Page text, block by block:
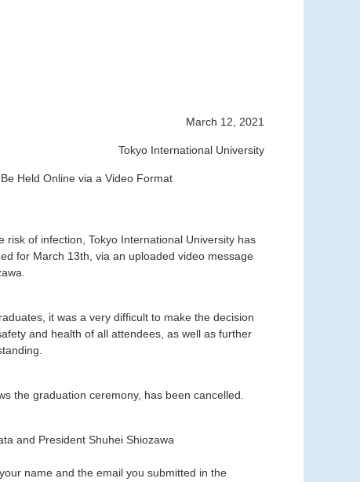
March 12, 2021
Tokyo International University
Held Online via a Video Format
of infection, Tokyo International University has
for March 13th, via an uploaded video message
it was a very difficult to make the decision
and health of all attendees, as well as further
the graduation ceremony, has been cancelled.
and President Shuhei Shiozawa
name and the email you submitted in the